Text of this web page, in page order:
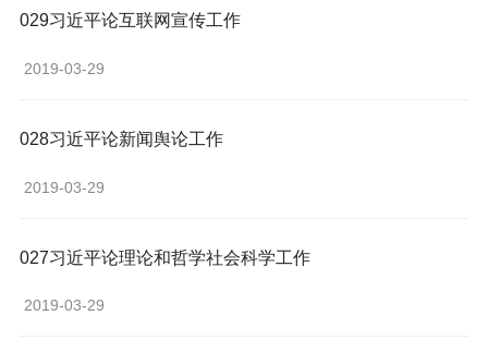
029习近平论互联网宣传工作
2019-03-29
028习近平论新闻舆论工作
2019-03-29
027习近平论理论和哲学社会科学工作
2019-03-29